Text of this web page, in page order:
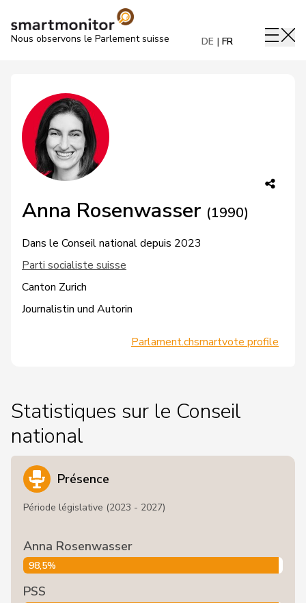
Nous observons le Parlement suisse DE FR
Anna Rosenwasser (1990)
Dans le Conseil national depuis 2023
Parti socialiste suisse
Canton Zurich
Journalistin und Autorin
Parlament.chsmartvote profile
Statistiques sur le Conseil
national
Présence
Période législative (2023 - 2027)
Anna Rosenwasser
98,5%
PSS